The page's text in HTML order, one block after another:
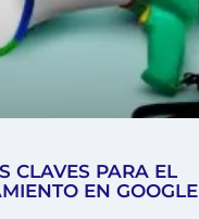
CLAVES PARA EL
EN GOOGLE